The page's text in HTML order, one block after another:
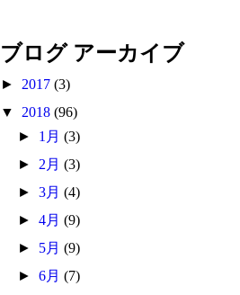
ブログ アーカイブ
► 2017 (3)
▼ 2018 (96)
► 1月(3)
► 2月(3)
►3月(4)
►4月(9)
► 5月(9)
►6月(7)